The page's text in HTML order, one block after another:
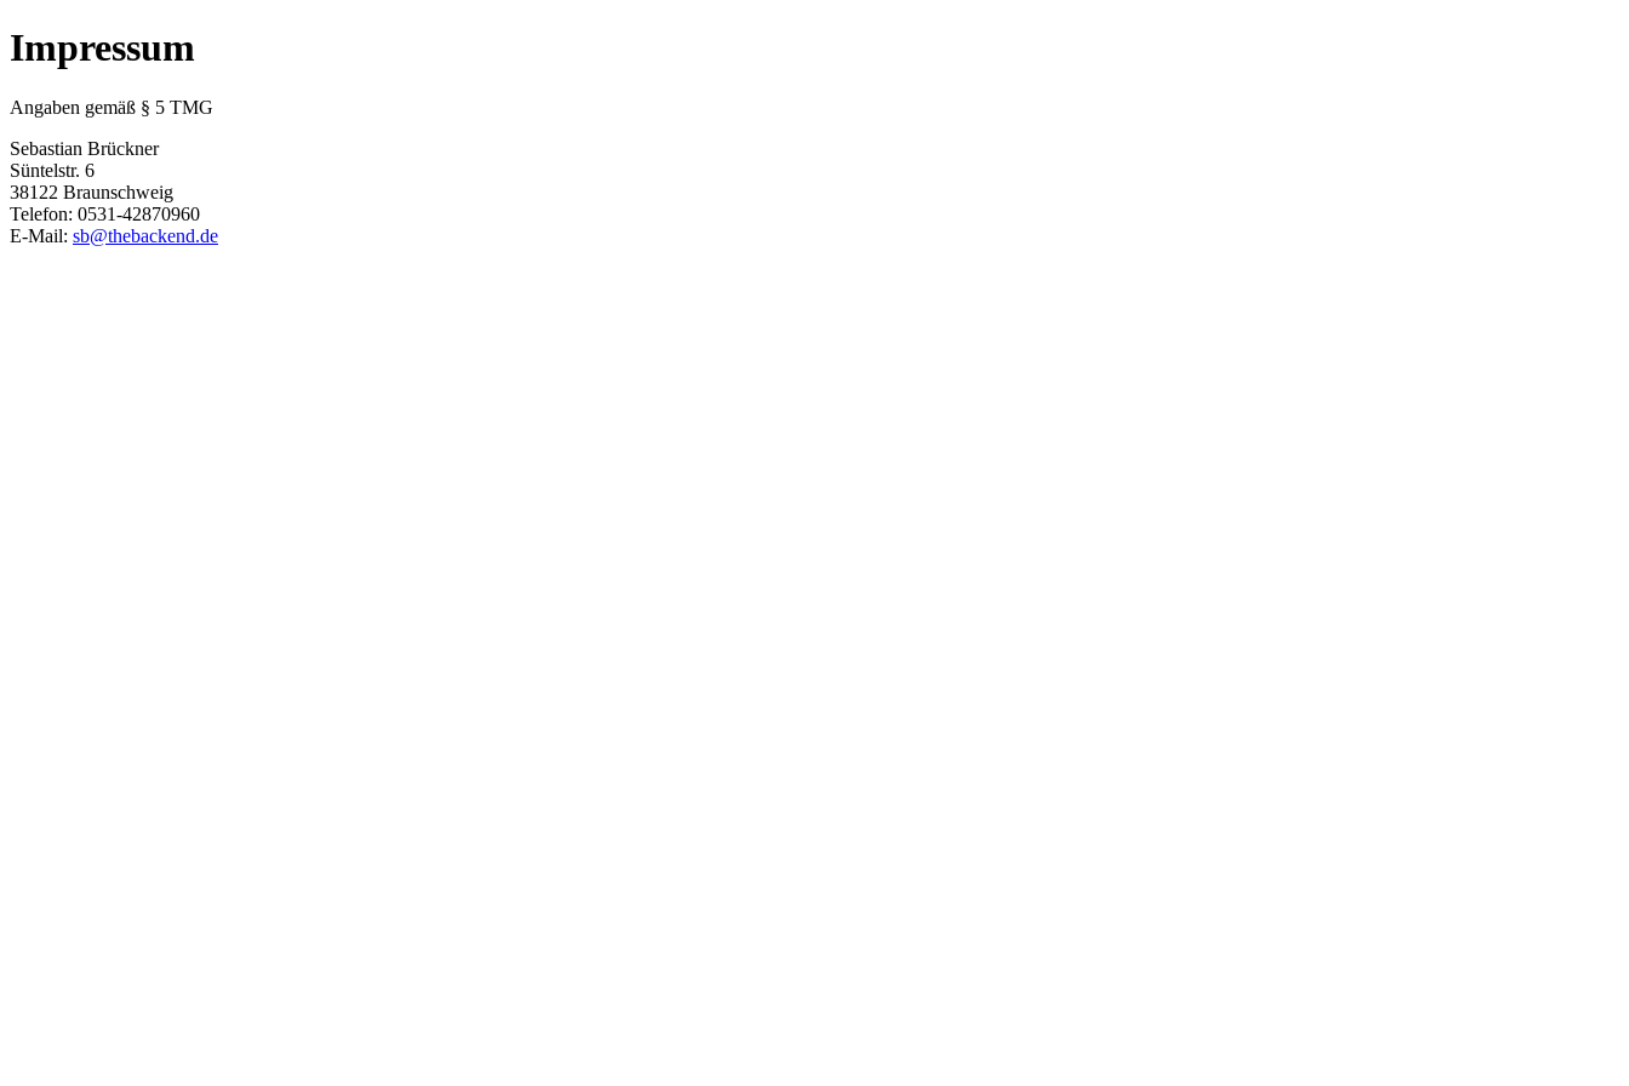
Impressum
Angaben gemäß § 5 TMG
Sebastian Brückner
Süntelstr. 6
38122 Braunschweig
Telefon: 0531-42870960
E-Mail: sb@thebackend.de